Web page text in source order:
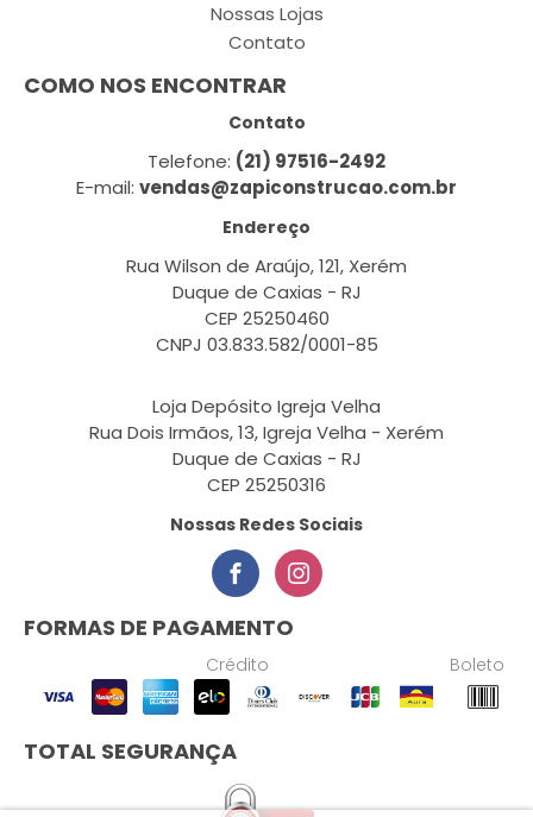
Nossas Lojas
Contato
COMO NOS ENCONTRAR
Contato
Telefone: (21) 97516-2492
E-mail: vendas@zapiconstrucao.com.br
Endereço
Rua Wilson de Araújo, 121, Xerém
Duque de Caxias - RJ
CEP 25250460
CNPJ 03.833.582/0001-85
Loja Depósito Igreja Velha
Rua Dois Irmãos, 13, Igreja Velha - Xerém
Duque de Caxias - RJ
CEP 25250316
Nossas Redes Sociais
FORMAS DE PAGAMENTO
Crédito Boleto
TOTAL SEGURANÇA